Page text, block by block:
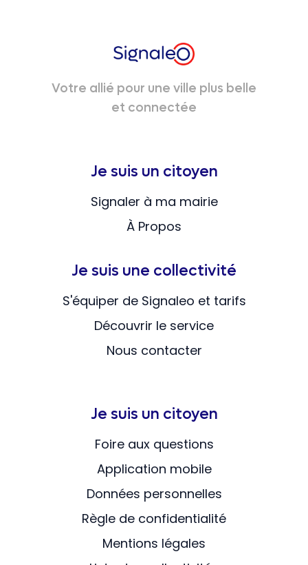
Votre allié pour une ville plus belle
et connectée
Je suis un citoyen
Signaler à ma mairie
À Propos
Je suis une collectivité
S'équiper de Signaleo et tarifs
Découvrir le service
Nous contacter
Je suis un citoyen
Foire aux questions
Application mobile
Données personnelles
Règle de confidentialité
Mentions légales